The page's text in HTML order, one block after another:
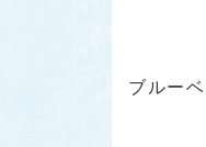
ブルー